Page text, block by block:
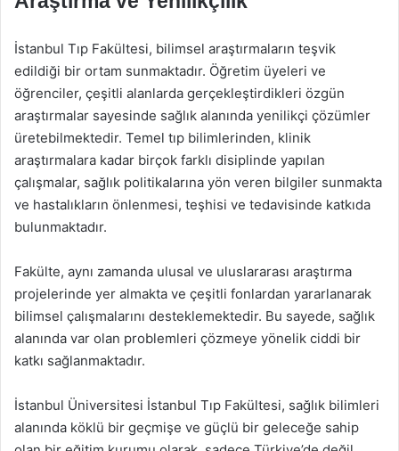
İstanbul Tıp Fakültesi, bilimsel araştırmaların teşvik
edildiği bir ortam sunmaktadır. Öğretim üyeleri ve
öğrenciler, çeşitli alanlarda gerçekleştirdikleri özgün
araştırmalar sayesinde sağlık alanında yenilikçi çözümler
üretebilmektedir. Temel tıp bilimlerinden, klinik
araştırmalara kadar birçok farklı disiplinde yapılan
çalışmalar, sağlık politikalarına yön veren bilgiler sunmakta
ve hastalıkların önlenmesi, teşhisi ve tedavisinde katkıda
bulunmaktadır.
Fakülte, aynı zamanda ulusal ve uluslararası araştırma
projelerinde yer almakta ve çeşitli fonlardan yararlanarak
bilimsel çalışmalarını desteklemektedir. Bu sayede, sağlık
alanında var olan problemleri çözmeye yönelik ciddi bir
katkı sağlanmaktadır.
İstanbul Üniversitesi İstanbul Tıp Fakültesi, sağlık bilimleri
alanında köklü bir geçmişe ve güçlü bir geleceğe sahip